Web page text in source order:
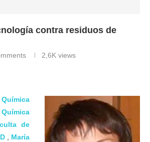
contra residuos de
2,6K views
Química
de
, María